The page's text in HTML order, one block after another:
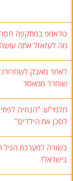
טראמפ במתקפה חסרת
מה לעזאזל אתה
לאחר מאבק
שוחרר ממאסר
חלמי”ש: “הנחיה
לסכן את הילדים”
בשורה למערכת הגיל
בישראל!